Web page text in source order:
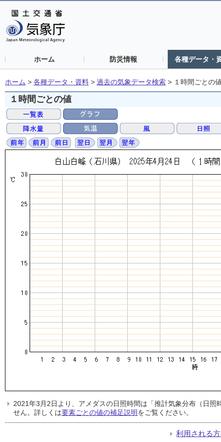
ホーム 防災情報 各種データ・
ホーム > 各種データ・資料 > 過去の気象データ検索 > １時間ごとの
１時間ごとの値
2021年3月2日より、アメダスの日照時間は「推計気象分布（日
せん。詳しくは要素ごとの値の補足説明をご覧ください。
利用される